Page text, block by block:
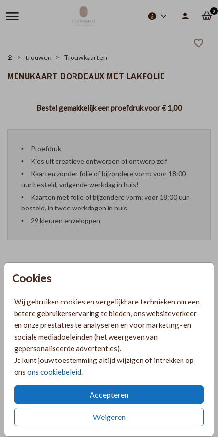
0
Cookies
Wij gebruiken cookies en vergelijkbare technieken om een
betere gebruikerservaring te bieden, ons websiteverkeer
en onze prestaties te analyseren en voor marketing- en
sociale mediadoeleinden (het weergeven van
gepersonaliseerde advertenties).
Je kunt jouw toestemming altijd wijzigen of intrekken op
ons ons cookiebeleid.
Accepteren
Weigeren
trouwen Trouwkaarten
MENUKAART BORDEAUX MET LAKFOLIE
Bestel gemakkelijk een proefdruk voor€ 1,00
Proefdruk
Kies uit creatieve ontwerpen of ontwerp zelf
Kaarten zonder folie of bijzondere vorm: voor 18:00
uur besteld, volgende werkdag in huis!
Kaarten met folie of bijzondere vorm: voor 18:00 uur
besteld, in twee werkdagen in huis
29 kleuren enveloppen
Formaten en prijzen
PRODUCTINFORMATIE
OMSCHRIJVING
Warme kleur meukaart met sierlijke tekst en een
minimalistisch ontwerp. Pas deze menukaart naar wens aan
in de online editor.
COLLECTIE
Trouwkaarten